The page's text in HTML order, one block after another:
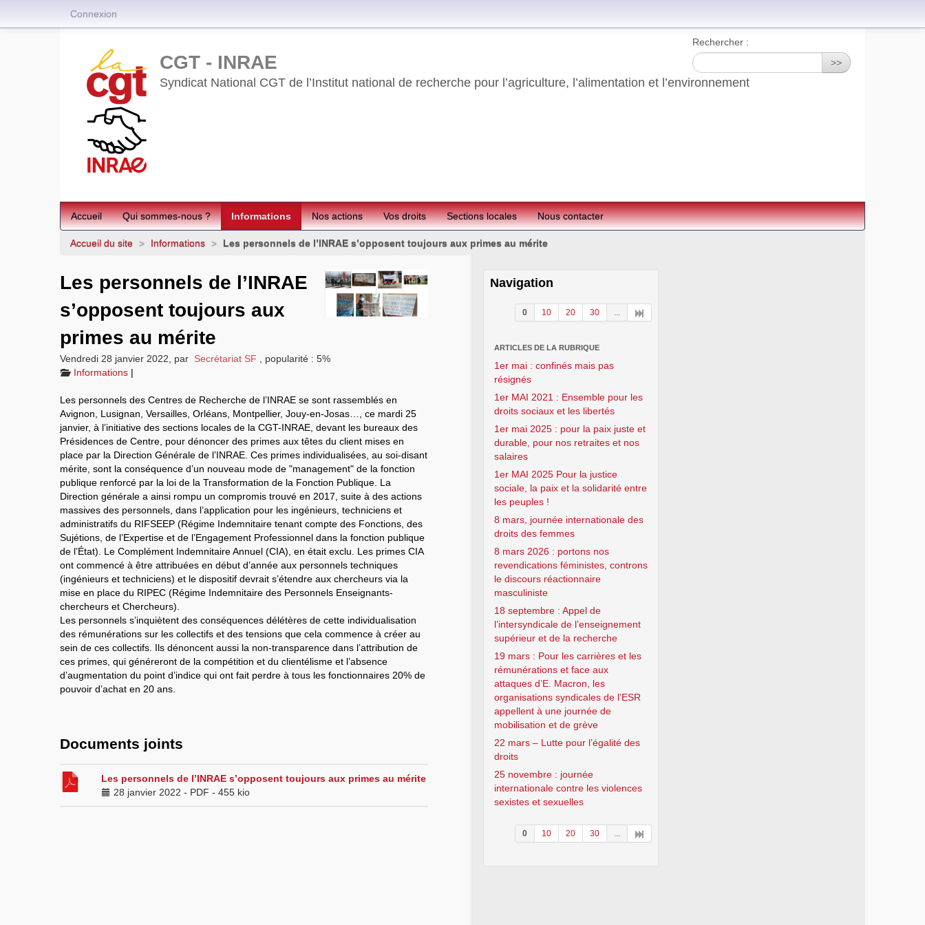
CGT - INRAE
Syndicat National CGT de l’Institut national de recherche pour l’agriculture, l’alimentation et l’environnement
Rechercher :
>>
Accueil Qui sommes-nous ? Informations Nos actions Vos droits Sections locales Nous contacter
Accueil du site > Informations > Les personnels de l’INRAE s’opposent toujours aux primes au mérite
Les personnels de l’INRAE
s’opposent toujours aux
primes au mérite
Vendredi 28 janvier 2022 par Secrétariat SF
popularité : 5%
Informations |
Les personnels des Centres de Recherche de l’INRAE se sont rassemblés en
Avignon, Lusignan, Versailles, Orléans, Montpellier, Jouy-en-Josas…, ce mardi 25
janvier, à l’initiative des sections locales de la CGT-INRAE, devant les bureaux des
Présidences de Centre, pour dénoncer des primes aux têtes du client mises en
place par la Direction Générale de l’INRAE. Ces primes individualisées, au soi-disant
mérite, sont la conséquence d’un nouveau mode de "management" de la fonction
publique renforcé par la loi de la Transformation de la Fonction Publique. La
Direction générale a ainsi rompu un compromis trouvé en 2017, suite à des actions
massives des personnels, dans l’application pour les ingénieurs, techniciens et
administratifs du RIFSEEP (Régime Indemnitaire tenant compte des Fonctions, des
Sujétions, de l’Expertise et de l’Engagement Professionnel dans la fonction publique
de l’État). Le Complément Indemnitaire Annuel (CIA), en était exclu. Les primes CIA
ont commencé à être attribuées en début d’année aux personnels techniques
(ingénieurs et techniciens) et le dispositif devrait s’étendre aux chercheurs via la
mise en place du RIPEC (Régime Indemnitaire des Personnels Enseignants-
chercheurs et Chercheurs).
Les personnels s’inquiètent des conséquences délétères de cette individualisation
des rémunérations sur les collectifs et des tensions que cela commence à créer au
sein de ces collectifs. Ils dénoncent aussi la non-transparence dans l’attribution de
ces primes, qui généreront de la compétition et du clientélisme et l’absence
d’augmentation du point d’indice qui ont fait perdre à tous les fonctionnaires 20% de
pouvoir d’achat en 20 ans.
Documents joints
Les personnels de l’INRAE s’opposent toujours aux primes au mérite
28 janvier 2022 - PDF - 455 kio
Navigation
0 10 20 30 ...
ARTICLES DE LA RUBRIQUE
1er mai : confinés mais pas
résignés
1er MAI 2021 : Ensemble pour les
droits sociaux et les libertés
1er mai 2025 : pour la paix juste et
durable, pour nos retraites et nos
salaires
1er MAI 2025 Pour la justice
sociale, la paix et la solidarité entre
les peuples !
8 mars, journée internationale des
droits des femmes
8 mars 2026 : portons nos
revendications féministes, controns
le discours réactionnaire
masculiniste
18 septembre : Appel de
l’intersyndicale de l’enseignement
supérieur et de la recherche
19 mars : Pour les carrières et les
rémunérations et face aux
attaques d’E. Macron, les
organisations syndicales de l’ESR
appellent à une journée de
mobilisation et de grève
22 mars – Lutte pour l’égalité des
droits
25 novembre : journée
internationale contre les violences
sexistes et sexuelles
0 10 20 30 ...
Connexion